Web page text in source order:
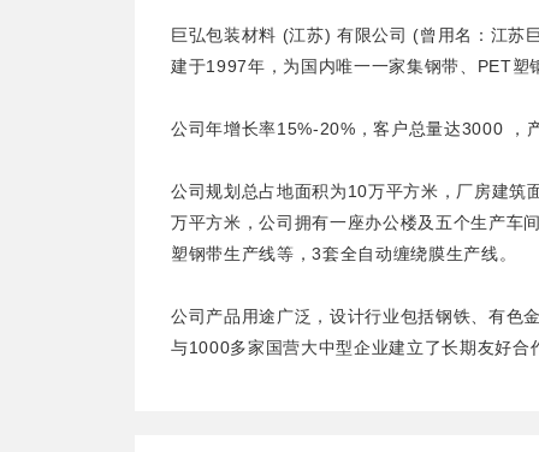
巨弘包装材料 (江苏) 有限公司 (曾用名：江苏
建于1997年，为国内唯一一家集钢带、PET塑
公司年增长率15%-20%，客户总量达3000 ，
公司规划总占地面积为10万平方米，厂房建
万平方米，公司拥有一座办公楼及五个生产车
塑钢带生产线等，3套全自动缠绕膜生产线。
公司产品用途广泛，设计行业包括钢铁、有色
与1000多家国营大中型企业建立了长期友好